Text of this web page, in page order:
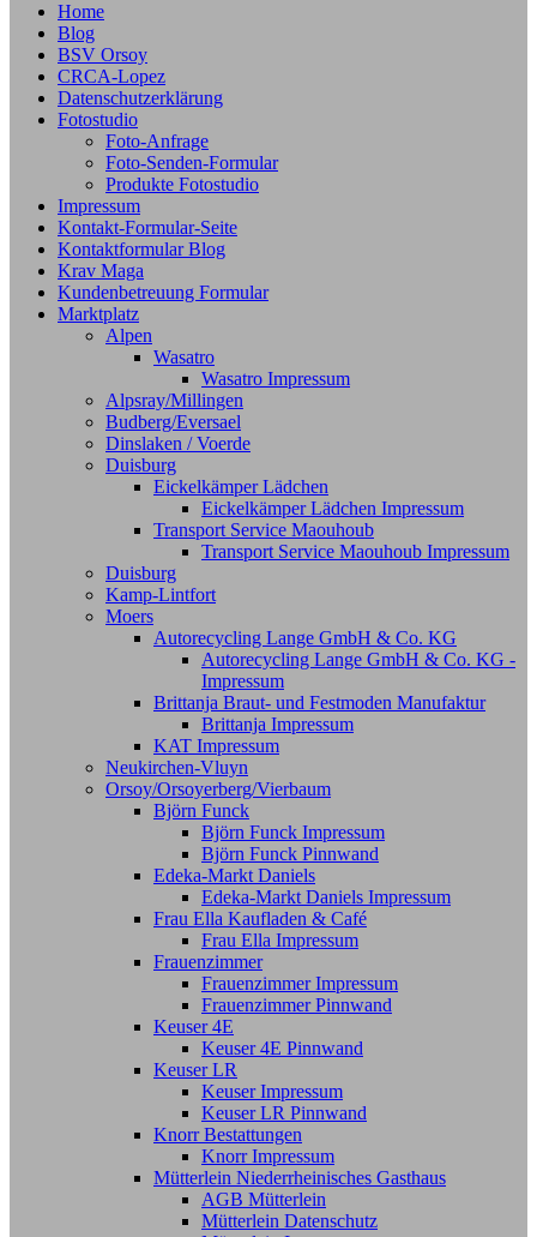
Home
Blog
BSV Orsoy
CRCA-Lopez
Datenschutzerklärung
Fotostudio
Foto-Anfrage
Foto-Senden-Formular
Produkte Fotostudio
Impressum
Kontakt-Formular-Seite
Kontaktformular Blog
Krav Maga
Kundenbetreuung Formular
Marktplatz
Alpen
Wasatro
Wasatro Impressum
Alpsray/Millingen
Budberg/Eversael
Dinslaken / Voerde
Duisburg
Eickelkämper Lädchen
Eickelkämper Lädchen Impressum
Transport Service Maouhoub
Transport Service Maouhoub Impressum
Duisburg
Kamp-Lintfort
Moers
Autorecycling Lange GmbH & Co. KG
Autorecycling Lange GmbH & Co. KG -
Impressum
Brittanja Braut- und Festmoden Manufaktur
Brittanja Impressum
KAT Impressum
Neukirchen-Vluyn
Orsoy/Orsoyerberg/Vierbaum
Björn Funck
Björn Funck Impressum
Björn Funck Pinnwand
Edeka-Markt Daniels
Edeka-Markt Daniels Impressum
Frau Ella Kaufladen & Café
Frau Ella Impressum
Frauenzimmer
Frauenzimmer Impressum
Frauenzimmer Pinnwand
Keuser 4E
Keuser 4E Pinnwand
Keuser LR
Keuser Impressum
Keuser LR Pinnwand
Knorr Bestattungen
Knorr Impressum
Mütterlein Niederrheinisches Gasthaus
AGB Mütterlein
Mütterlein Datenschutz